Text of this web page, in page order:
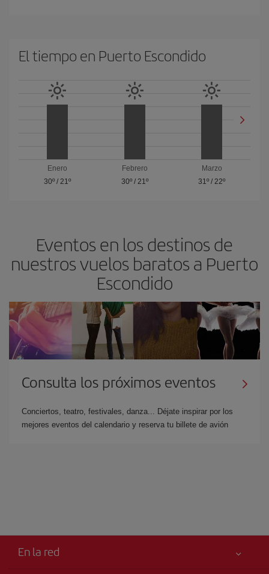
El tiempo en Puerto Escondido
Enero
30º/ 21º
Febrero
30º/ 21º
Marzo
31º /22º
Eventos en los destinos de
nuestros vuelos baratos a Puerto
Escondido
Consulta los próximos eventos
Conciertos, teatro, festivales, danza... Déjate inspirar por los
mejores eventos del calendario y reserva tu billete de avión
En la red